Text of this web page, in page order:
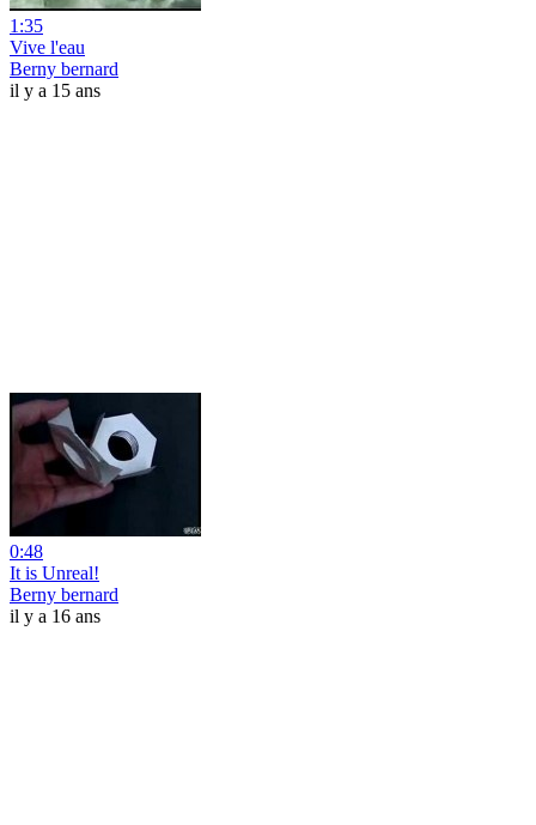
1:35
Vive l'eau
Berny bernard
il y a 15 ans
0:48
It is Unreal!
Berny bernard
il y a 16 ans